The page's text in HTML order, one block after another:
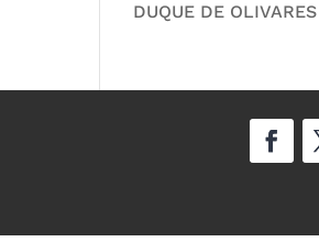
DUQUE DE OLIVARES